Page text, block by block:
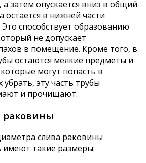
а затем опускается вниз в общий
остается в нижней части
Это способствует образованию
не допускает
в помещение. Кроме того, в
остаются мелкие предметы и
могут попасть в
эту часть трубы
и прочищают.
раковины
слива раковины
имеют такие размеры: